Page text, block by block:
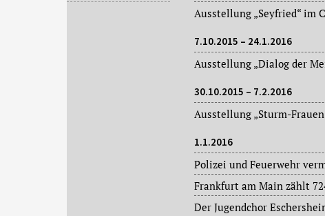
Ausstellung „Seyfried“ im
7.10.2015 – 24.1.2016
30.10.2015 – 7.2.2016
1.1.2016
Polizei und Feuerwehr
Der Jugendchor